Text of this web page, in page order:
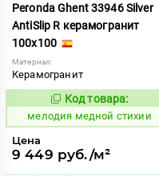
Peronda Ghent 33946 Silver
AntiSlip R керамогранит
100x100
Материал:
Керамогранит
959973
Код товара:
мелодия медной стихии
Цена
9 449 руб./м²